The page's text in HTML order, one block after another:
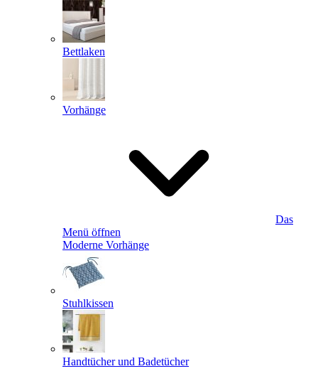
Bettlaken
Vorhänge
Das
Menü öffnen
Moderne Vorhänge
Stuhlkissen
Handtücher und Badetücher